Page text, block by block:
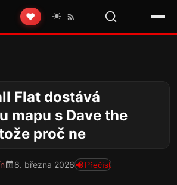
❤️ ☀️
Flat dostává
mapu s Dave the
proč ne
8. března 2026 Přečíst